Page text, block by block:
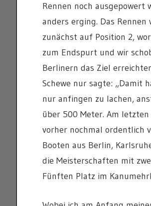
Rennen noch ausgepowert
anders erging. Das
zunächst auf Position 2,
zum Endspurt und wir
Berlinern das Ziel
Schewe nur sagte: „Damit
nur anfingen zu lachen,
über 500 Meter. Am
vorher nochmal ordentlich
Booten aus Berlin,
die Meisterschaften mit
Fünften Platz im